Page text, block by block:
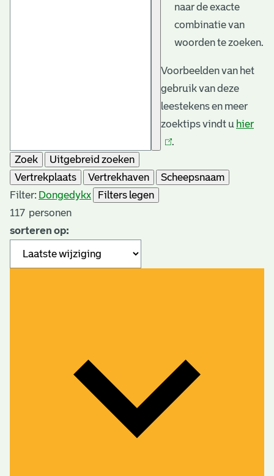
naar de exacte
combinatie van
woorden te zoeken.
Voorbeelden van het
gebruik van deze
leestekens en meer
zoektips vindt u hier
.
Zoek
Uitgebreid zoeken
Vertrekplaats
Vertrekhaven
Scheepsnaam
Filter: Dongedykx
Filters legen
117 personen
sorteren op: